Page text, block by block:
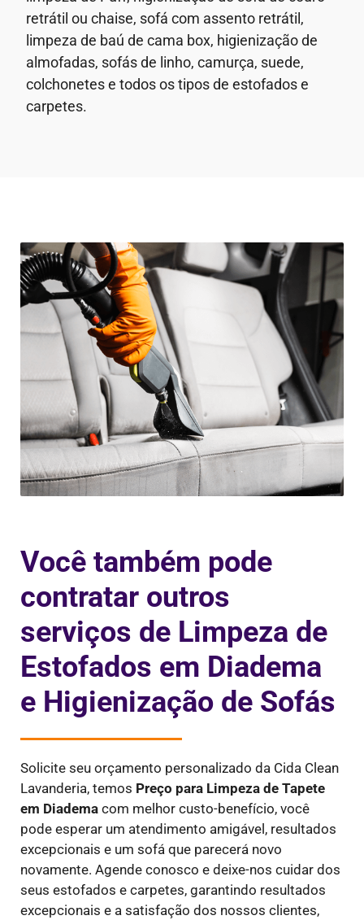
retrátil ou chaise, sofá com assento retrátil,
limpeza de baú de cama box, higienização de
almofadas, sofás de linho, camurça, suede,
colchonetes e todos os tipos de estofados e
carpetes.
Você também pode
contratar outros
serviços de Limpeza de
Estofados em Diadema
e Higienização de Sofás
Solicite seu orçamento personalizado da Cida Clean
Lavanderia, temos Preço para Limpeza de Tapete
em Diadema com melhor custo-benefício, você
pode esperar um atendimento amigável, resultados
excepcionais e um sofá que parecerá novo
novamente. Agende conosco e deixe-nos cuidar dos
seus estofados e carpetes, garantindo resultados
excepcionais e a satisfação dos nossos clientes,